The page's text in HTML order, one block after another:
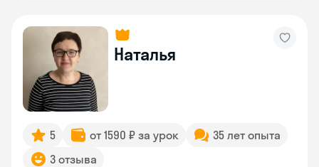
Наталья
5 от 1590 ₽ за урок
35 лет опыта
3 отзыва